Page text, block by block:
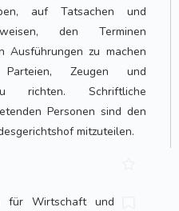
auf Tatsachen und
den Terminen
Ausführungen zu machen
Zeugen und
richten. Schriftliche
Personen sind den
mitzuteilen.
für Wirtschaft und